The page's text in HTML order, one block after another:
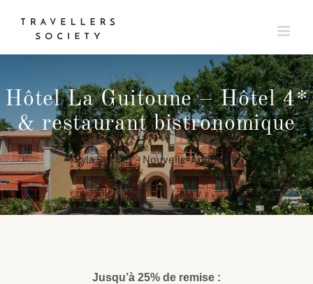
contenu
Hôtel La Guitoune – Hôtel 4*
& restaurant bistronomique
Pyla Sur Mer – Nouvelle-Aquitaine
Jusqu’à 25% de remise :